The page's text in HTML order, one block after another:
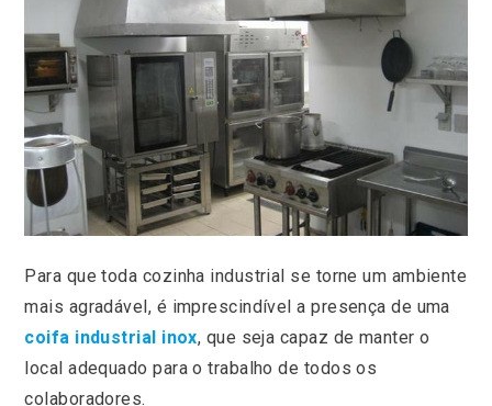
Para que toda cozinha industrial se torne um ambiente
mais agradável, é imprescindível a presença de uma
coifa industrial inox, que seja capaz de manter o
local adequado para o trabalho de todos os
colaboradores.